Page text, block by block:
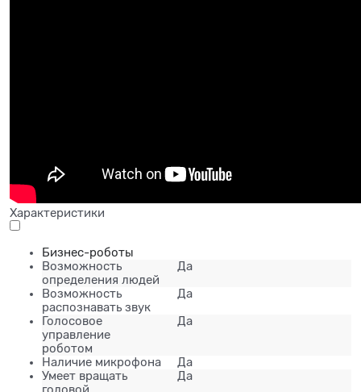
Характеристики
Бизнес-роботы
Возможность
определения людей
Да
Возможность
распознавать звук
Да
Голосовое
управление
роботом
Да
Наличие микрофона
Да
Умеет вращать
Да